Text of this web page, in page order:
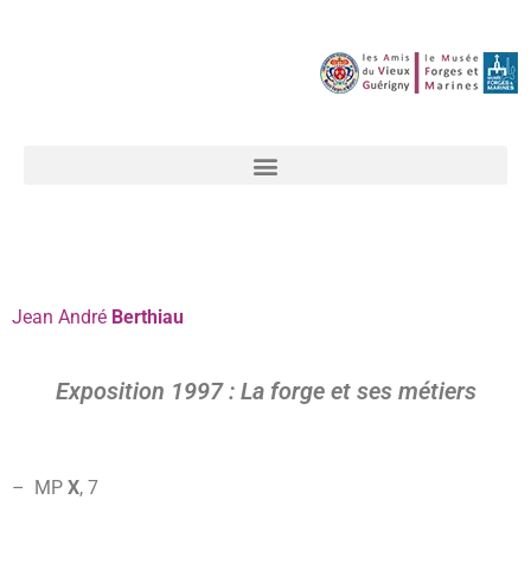
Jean André Berthiau
Exposition 1997 : La forge et ses métiers
– MP X, 7